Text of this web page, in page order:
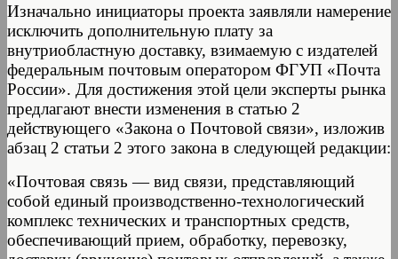
Изначально инициаторы проекта заявляли намерение
исключить дополнительную плату за
внутриобластную доставку, взимаемую с издателей
федеральным почтовым оператором ФГУП «Почта
России». Для достижения этой цели эксперты рынка
предлагают внести изменения в статью 2
действующего «Закона о Почтовой связи», изложив
абзац 2 статьи 2 этого закона в следующей редакции:
«Почтовая связь — вид связи, представляющий
собой единый производственно-технологический
комплекс технических и транспортных средств,
обеспечивающий прием, обработку, перевозку,